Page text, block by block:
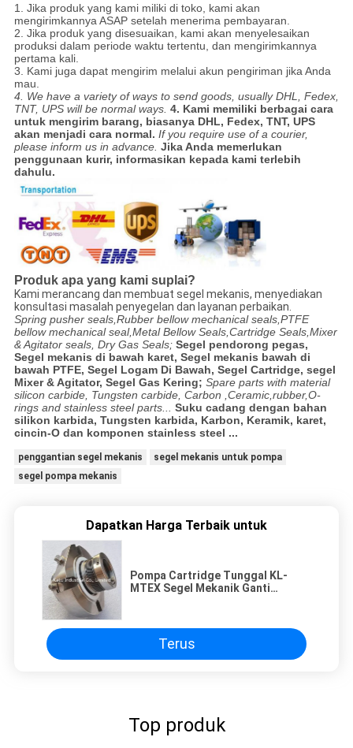
1. Jika produk yang kami miliki di toko, kami akan
mengirimkannya ASAP setelah menerima pembayaran.
2. Jika produk yang disesuaikan, kami akan menyelesaikan
produksi dalam periode waktu tertentu, dan mengirimkannya
pertama kali.
3. Kami juga dapat mengirim melalui akun pengiriman jika Anda
mau.
4. We have a variety of ways to send goods, usually DHL, Fedex,
TNT, UPS will be normal ways. 4. Kami memiliki berbagai cara
untuk mengirim barang, biasanya DHL, Fedex, TNT, UPS
akan menjadi cara normal. If you require use of a courier,
please inform us in advance. Jika Anda memerlukan
penggunaan kurir, informasikan kepada kami terlebih
dahulu.
Produk apa yang kami suplai?
Kami merancang dan membuat segel mekanis, menyediakan
konsultasi masalah penyegelan dan layanan perbaikan.
Spring pusher seals,Rubber bellow mechanical seals,PTFE
bellow mechanical seal,Metal Bellow Seals,Cartridge Seals,Mixer
& Agitator seals, Dry Gas Seals; Segel pendorong pegas,
Segel mekanis di bawah karet, Segel mekanis bawah di
bawah PTFE, Segel Logam Di Bawah, Segel Cartridge, segel
Mixer & Agitator, Segel Gas Kering; Spare parts with material
silicon carbide, Tungsten carbide, Carbon ,Ceramic,rubber,O-
rings and stainless steel parts...
Suku cadang dengan bahan
silikon karbida, Tungsten karbida, Karbon, Keramik, karet,
cincin-O dan komponen stainless steel ...
penggantian segel mekanis
segel mekanis untuk pompa
segel pompa mekanis
Dapatkan Harga Terbaik untuk
Pompa Cartridge Tunggal KL-
MTEX Segel Mekanik Ganti
Terus
Top produk